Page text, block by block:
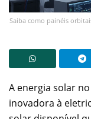
Saiba como painéis
A energia solar
inovadora à